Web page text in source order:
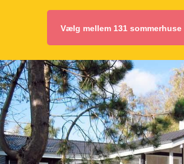
Vælg mellem 131 sommerhuse